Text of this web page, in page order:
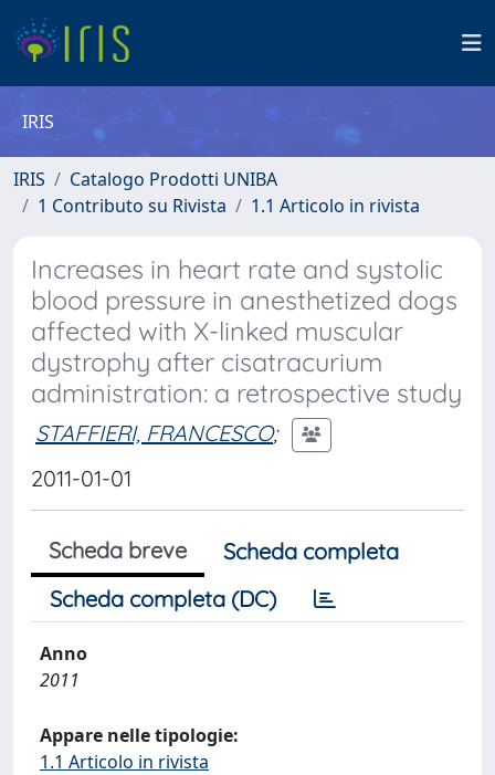
IRIS
IRIS
Catalogo Prodotti UNIBA
1 Contributo su Rivista
1.1 Articolo in rivista
Increases in heart rate and systolic
blood pressure in anesthetized dogs
affected with X-linked muscular
dystrophy after cisatracurium
administration: a retrospective study
STAFFIERI, FRANCESCO;
2011-01-01
Scheda breve
Scheda completa
Scheda completa (DC)
Anno
2011
Appare nelle tipologie:
1.1 Articolo in rivista